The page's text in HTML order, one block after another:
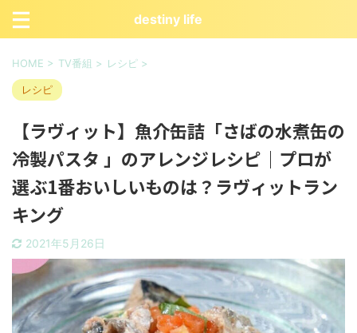
destiny life
HOME > TV番組 > レシピ >
レシピ
【ラヴィット】魚介缶詰「さばの水煮缶の
冷製パスタ 」のアレンジレシピ｜プロが
選ぶ1番おいしいものは？ラヴィットラン
キング
2021年5月26日